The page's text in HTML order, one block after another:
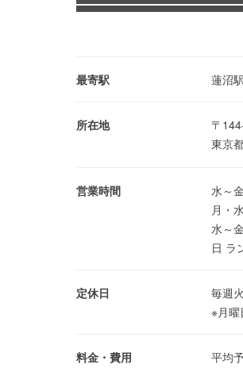
最寄駅 蓮沼駅
所在地
〒
東京
営業時間
水～
月・
水～
日 ラ
定休日
毎週
※月曜
料金・費用 平均